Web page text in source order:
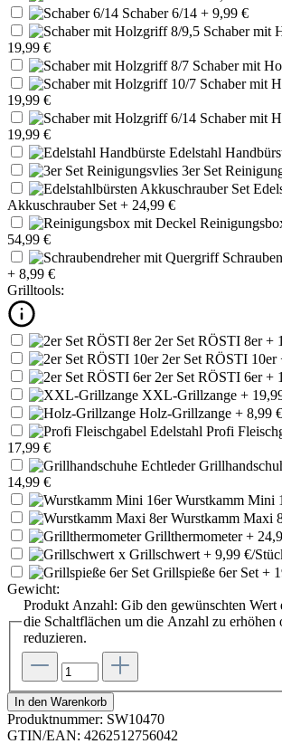
Schaber 6/14 + 9,99 €
Schaber mit
19,99 €
Schaber mit
Schaber mit
19,99 €
Schaber mit
19,99 €
Edelstahl
3er Set
Akkuschrauber Set + 24,99 €
54,99 €
+ 8,99 €
Grilltools:
2er Set RÖSTI 8er+
2er Set RÖSTI 10er
2er Set RÖSTI 6er+
XXL-Grillzange +
Holz-Grillzange + 8,99 €
Profi
17,99 €
14,99 €
Wurstkamm Mini
Wurstkamm Maxi
Grillthermometer+
x Grillschwert + 9,99 €/
Grillspieße 6er Set +
Gewicht:
Produkt Anzahl: Gib den gewünschten Wert
die Schaltflächen um die Anzahl zu erhöhen
reduzieren.
In den Warenkorb
Produktnummer: SW10470
GTIN/EAN: 4262512756042